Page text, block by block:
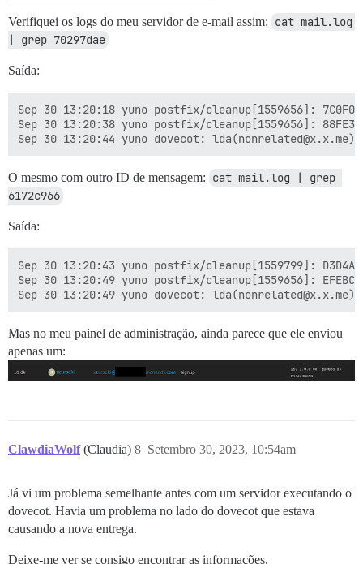
Verifiquei os logs do meu servidor de e-mail assim: cat mail.log
| grep 70297dae
Saída:
Sep 30 13:20:18 yuno postfix/cleanup[1559656]:
Sep 30 13:20:38 yuno postfix/cleanup[1559656]:
O mesmo com outro ID de mensagem: cat mail.log | grep
6172c966
Saída:
Sep 30 13:20:43 yuno postfix/cleanup[1559799]:
Sep 30 13:20:49 yuno postfix/cleanup[1559656]:
Mas no meu painel de administração, ainda parece que ele enviou
apenas um:
ClawdiaWolf (Claudia) Setembro 30, 2023, 10:54am
8
Já vi um problema semelhante antes com um servidor executando o
dovecot. Havia um problema no lado do dovecot que estava
causando a nova entrega.
Deixe-me ver se consigo encontrar as informações.